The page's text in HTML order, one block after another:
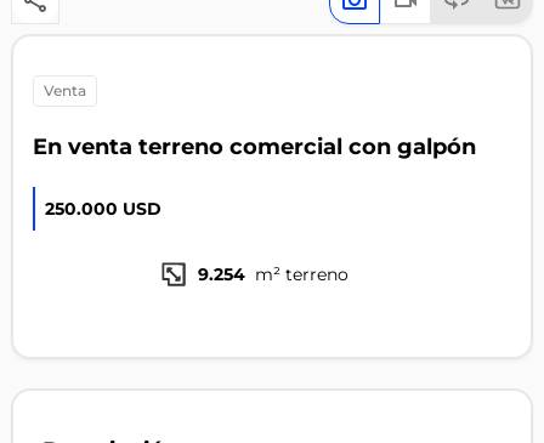
venta
En venta terreno comercial con galpón
250.000 USD
9.254 m² terreno